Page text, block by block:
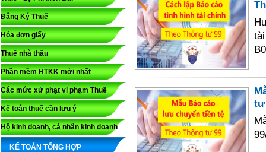
Đăng Ký Thuế
Hóa đơn giấy
Thuế nhà thầu
Phần mềm HTKK mới nhất
Các mức xử phạt vi phạm Thuế
Kế toán thuế cần lưu ý
Hộ kinh doanh, cá nhân kinh doanh
KẾ TOÁN TỔNG HỢP
tư